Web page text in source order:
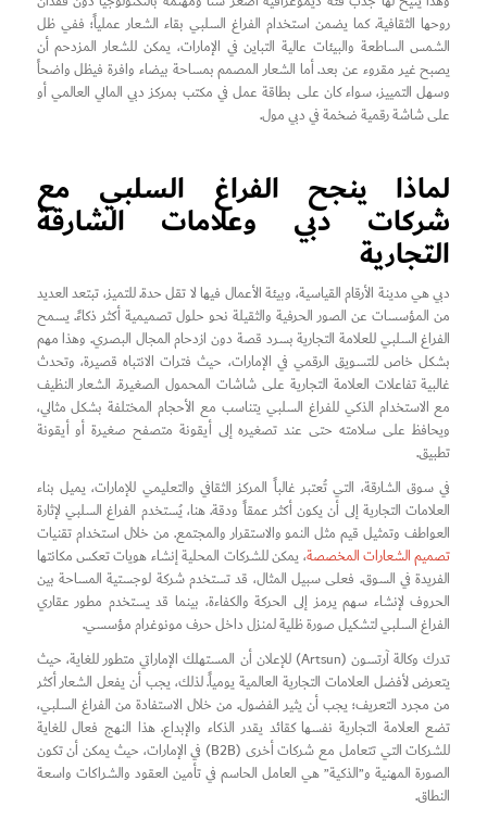
روحها الثقافية. كما يضمن استخدام الفراغ السلبي بقاء الشعار عملياً؛ ففي ظل
الشمس الساطعة والبيئات عالية التباين في الإمارات، يمكن للشعار المزدحم أن
يصبح غير مقروء عن بعد. أما الشعار المصمم بمساحة بيضاء وافرة فيظل واضحاً
وسهل التمييز، سواء كان على بطاقة عمل في مكتب بمركز دبي المالي العالمي أو
على شاشة رقمية ضخمة في دبي مول.
لماذا ينجح الفراغ السلبي مع
شركات دبي وعلامات الشارقة
التجارية
دبي هي مدينة الأرقام القياسية، وبيئة الأعمال فيها لا تقل حدة. للتميز، تبتعد العديد
من المؤسسات عن الصور الحرفية والثقيلة نحو حلول تصميمية أكثر ذكاءً. يسمح
الفراغ السلبي للعلامة التجارية بسرد قصة دون ازدحام المجال البصري. وهذا مهم
بشكل خاص للتسويق الرقمي في الإمارات، حيث فترات الانتباه قصيرة، وتحدث
غالبية تفاعلات العلامة التجارية على شاشات المحمول الصغيرة. الشعار النظيف
مع الاستخدام الذكي للفراغ السلبي يتناسب مع الأحجام المختلفة بشكل مثالي،
ويحافظ على سلامته حتى عند تصغيره إلى أيقونة متصفح صغيرة أو أيقونة
تطبيق.
في سوق الشارقة، التي تُعتبر غالباً المركز الثقافي والتعليمي للإمارات، يميل بناء
العلامات التجارية إلى أن يكون أكثر عمقاً ودقة. هنا، يُستخدم الفراغ السلبي لإثارة
العواطف وتمثيل قيم مثل النمو والاستقرار والمجتمع. من خلال استخدام تقنيات
تصميم الشعارات المخصصة، يمكن للشركات المحلية إنشاء هويات تعكس مكانتها
الفريدة في السوق. فعلى سبيل المثال، قد تستخدم شركة لوجستية المساحة بين
الحروف لإنشاء سهم يرمز إلى الحركة والكفاءة، بينما قد يستخدم مطور عقاري
الفراغ السلبي لتشكيل صورة ظلية لمنزل داخل حرف مونوغرام مؤسسي.
تدرك وكالة آرتسون (Artsun) للإعلان أن المستهلك الإماراتي متطور للغاية، حيث
يتعرض لأفضل العلامات التجارية العالمية يومياً. لذلك، يجب أن يفعل الشعار أكثر
من مجرد التعريف؛ يجب أن يثير الفضول. من خلال الاستفادة من الفراغ السلبي،
تضع العلامة التجارية نفسها كقائد يقدر الذكاء والإبداع. هذا النهج فعال للغاية
للشركات التي تتعامل مع شركات أخرى (B2B) في الإمارات، حيث يمكن أن تكون
الصورة المهنية و”الذكية” هي العامل الحاسم في تأمين العقود والشراكات واسعة
النطاق.